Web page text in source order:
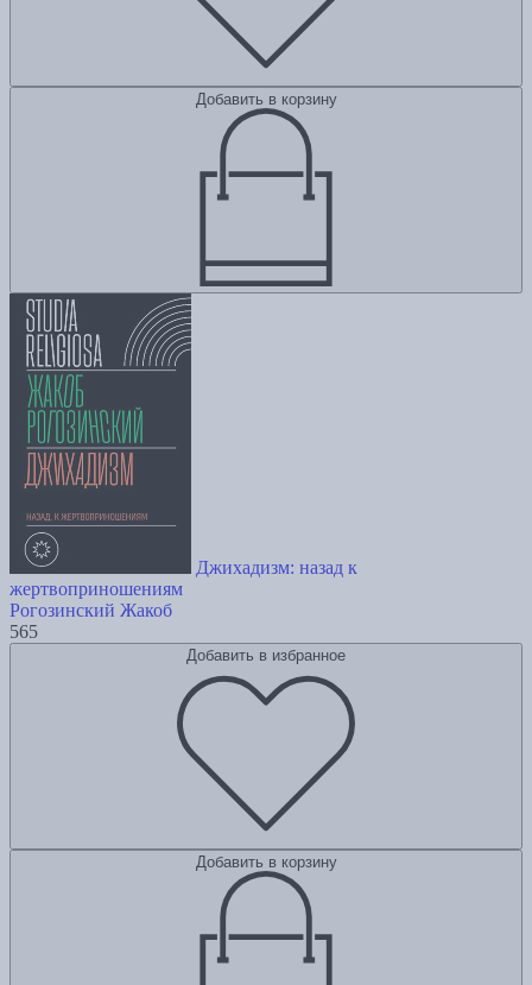
Добавить в корзину
Джихадизм: назад к
жертвоприношениям
Рогозинский Жакоб
565
Добавить в избранное
Добавить в корзину